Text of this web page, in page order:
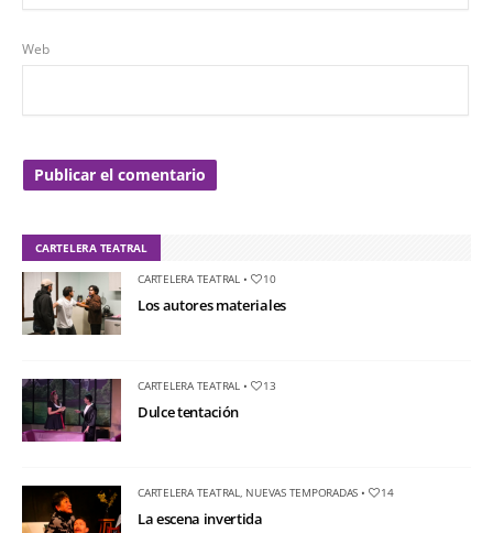
Web
CARTELERA TEATRAL
CARTELERA TEATRAL• 10
Los autores materiales
CARTELERA TEATRAL• 13
Dulce tentación
CARTELERA TEATRAL, NUEVAS TEMPORADAS • 14
La escena invertida